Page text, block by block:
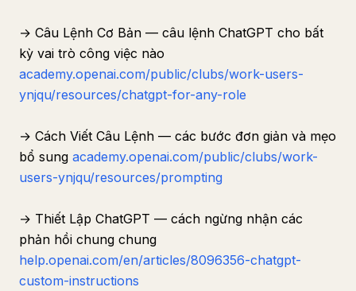
→ Câu Lệnh Cơ Bản — câu lệnh ChatGPT cho bất
kỳ vai trò công việc nào
academy.openai.com/public/clubs/work-users-
ynjqu/resources/chatgpt-for-any-role
→ Cách Viết Câu Lệnh — các bước đơn giản và mẹo
bổ sung academy.openai.com/public/clubs/work-
users-ynjqu/resources/prompting
→ Thiết Lập ChatGPT — cách ngừng nhận các
phản hồi chung chung
help.openai.com/en/articles/8096356-chatgpt-
custom-instructions